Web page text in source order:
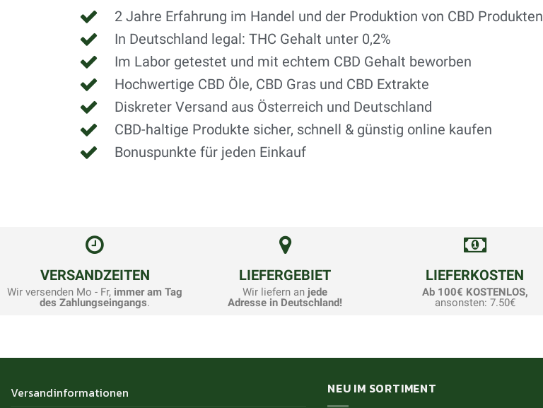
2 Jahre Erfahrung im Handel und der Produktion von CBD Produkten
In Deutschland legal: THC Gehalt unter 0,2%
Im Labor getestet und mit echtem CBD Gehalt beworben
Hochwertige CBD Öle, CBD Gras und CBD Extrakte
Diskreter Versand aus Österreich und Deutschland
CBD-haltige Produkte sicher, schnell & günstig online kaufen
Bonuspunkte für jeden Einkauf
VERSANDZEITEN
Wir versenden Mo - Fr, immer am Tag
des Zahlungseingangs.
LIEFERGEBIET
Wir liefern an jede
Adresse in Deutschland!
LIEFERKOSTEN
Ab 100€ KOSTENLOS,
ansonsten: 7.50€
Versandinformationen
NEU IM SORTIMENT